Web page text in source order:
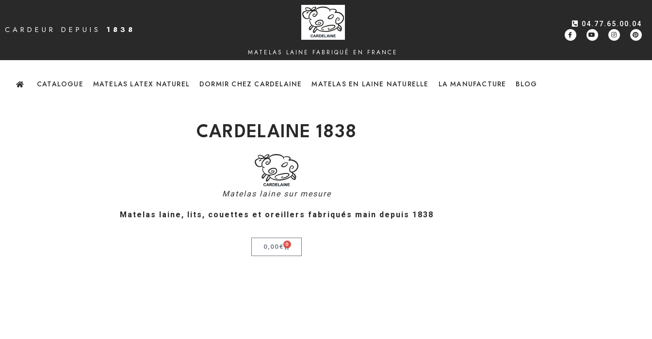
CARDEUR DEPUIS 1838
MATELAS LAINE FABRIQUÉ EN FRANCE
04.77.65.00.04
CATALOGUE MATELAS LATEX NATUREL DORMIR CHEZ CARDELAINE MATELAS EN LAINE NATURELLE LA MANUFACTURE BLOG
CARDELAINE 1838
Matelas laine sur mesure
Matelas laine, lits, couettes et oreillers fabriqués main depuis 1838
0,00€ 0